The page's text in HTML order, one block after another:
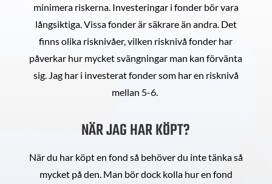
minimera riskerna. Investeringar i fonder bör vara
långsiktiga. Vissa fonder är säkrare än andra. Det
finns olika risknivåer, vilken risknivå fonder har
påverkar hur mycket svängningar man kan förvänta
sig. Jag har i investerat fonder som har en risknivå
mellan 5-6.
NÄR JAG HAR KÖPT?
När du har köpt en fond så behöver du inte tänka så
mycket på den. Man bör dock kolla hur en fond